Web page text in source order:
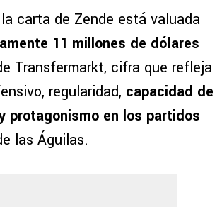
carta de Zende está valuada
11 millones de dólares
Transfermarkt, cifra que refleja
regularidad, capacidad de
protagonismo en los partidos
las Águilas.